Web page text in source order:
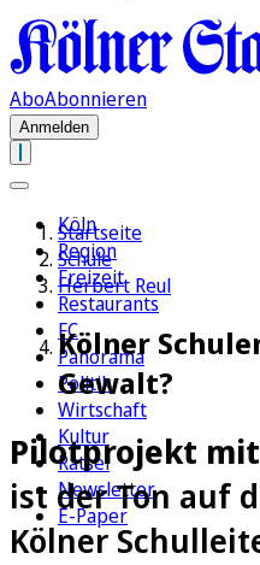
AboAbonnieren
Anmelden
Köln
Region
Freizeit
Restaurants
FC
Panorama
Politik
Wirtschaft
Kultur
Rätsel
Newsletter
E-Paper
Startseite
Schule
Herbert Reul
Kölner
Gewalt?
Pilotprojekt
ist der Ton auf
Kölner